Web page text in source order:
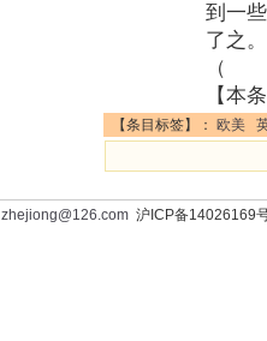
到一
了之
（
【本
【条目标签】： 欧美
zhejiong@126.com沪ICP备14026169